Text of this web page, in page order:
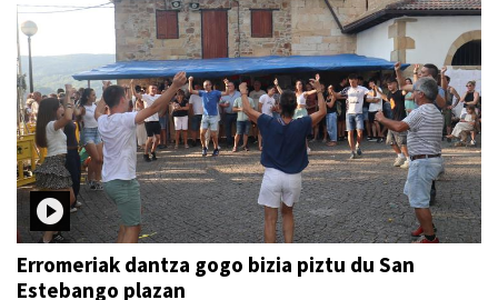
Erromeriak dantza gogo bizia piztu du San
Estebango plazan